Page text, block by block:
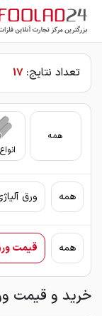
تعداد نتایج: 17
همه
همه ورق
همه قیمت
خرید و قیمت